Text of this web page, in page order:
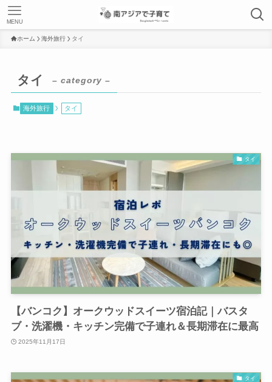
MENU
ホーム 海外旅行 タイ
タイ – category –
海外旅行 タイ
タイ
【バンコク】オークウッドスイーツ宿泊記｜バスタ
ブ・洗濯機・キッチン完備で子連れ＆長期滞在に最高
2025年11月17日
タイ